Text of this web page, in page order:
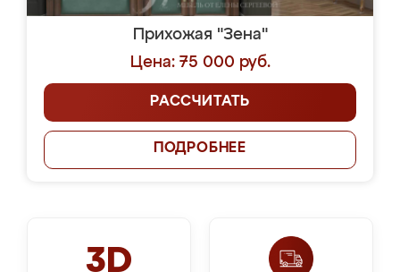
Прихожая "Зена"
Цена: 75 000 руб.
РАССЧИТАТЬ
ПОДРОБНЕЕ
3D